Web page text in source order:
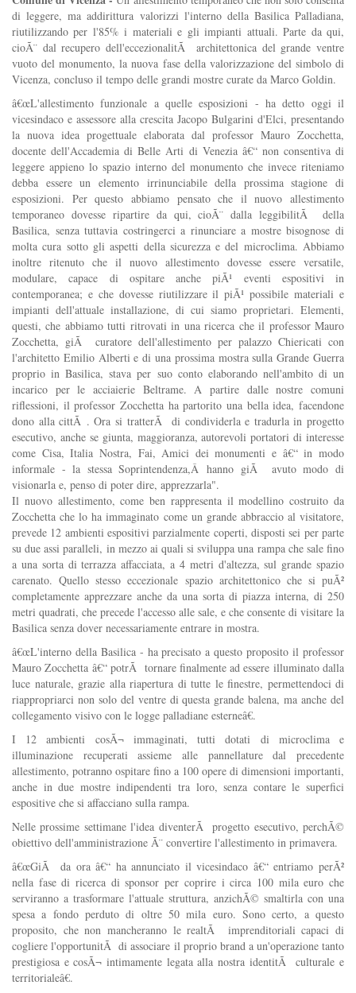
di leggere, ma addirittura valorizzi l'interno della Basilica Palladiana,
riutilizzando per l'85% i materiali e gli impianti attuali. Parte da qui,
cioÃ¨ dal recupero dell'eccezionalitÃ architettonica del grande ventre
vuoto del monumento, la nuova fase della valorizzazione del simbolo di
Vicenza, concluso il tempo delle grandi mostre curate da Marco Goldin.
â€œL'allestimento funzionale a quelle esposizioni - ha detto oggi il
vicesindaco e assessore alla crescita Jacopo Bulgarini d'Elci, presentando
la nuova idea progettuale elaborata dal professor Mauro Zocchetta,
docente dell'Accademia di Belle Arti di Venezia â€“ non consentiva di
leggere appieno lo spazio interno del monumento che invece riteniamo
debba essere un elemento irrinunciabile della prossima stagione di
esposizioni. Per questo abbiamo pensato che il nuovo allestimento
temporaneo dovesse ripartire da qui, cioÃ¨ dalla leggibilitÃ della
Basilica, senza tuttavia costringerci a rinunciare a mostre bisognose di
molta cura sotto gli aspetti della sicurezza e del microclima. Abbiamo
inoltre ritenuto che il nuovo allestimento dovesse essere versatile,
modulare, capace di ospitare anche piÃ¹ eventi espositivi in
contemporanea; e che dovesse riutilizzare il piÃ¹ possibile materiali e
impianti dell'attuale installazione, di cui siamo proprietari. Elementi,
questi, che abbiamo tutti ritrovati in una ricerca che il professor Mauro
Zocchetta, giÃ curatore dell'allestimento per palazzo Chiericati con
l'architetto Emilio Alberti e di una prossima mostra sulla Grande Guerra
proprio in Basilica, stava per suo conto elaborando nell'ambito di un
incarico per le acciaierie Beltrame. A partire dalle nostre comuni
riflessioni, il professor Zocchetta ha partorito una bella idea, facendone
dono alla cittÃ . Ora si tratterÃ di condividerla e tradurla in progetto
esecutivo, anche se giunta, maggioranza, autorevoli portatori di interesse
come Cisa, Italia Nostra, Fai, Amici dei monumenti e â€“ in modo
informale - la stessa Soprintendenza,Â hanno giÃ avuto modo di
visionarla e, penso di poter dire, apprezzarla".
Il nuovo allestimento, come ben rappresenta il modellino costruito da
Zocchetta che lo ha immaginato come un grande abbraccio al visitatore,
prevede 12 ambienti espositivi parzialmente coperti, disposti sei per parte
su due assi paralleli, in mezzo ai quali si sviluppa una rampa che sale fino
a una sorta di terrazza affacciata, a 4 metri d'altezza, sul grande spazio
carenato. Quello stesso eccezionale spazio architettonico che si puÃ²
completamente apprezzare anche da una sorta di piazza interna, di 250
metri quadrati, che precede l'accesso alle sale, e che consente di visitare la
Basilica senza dover necessariamente entrare in mostra.
â€œL'interno della Basilica - ha precisato a questo proposito il professor
Mauro Zocchetta â€“ potrÃ tornare finalmente ad essere illuminato dalla
luce naturale, grazie alla riapertura di tutte le finestre, permettendoci di
riappropriarci non solo del ventre di questa grande balena, ma anche del
collegamento visivo con le logge palladiane esterneâ€.
I 12 ambienti cosÃ¬ immaginati, tutti dotati di microclima e
illuminazione recuperati assieme alle pannellature dal precedente
allestimento, potranno ospitare fino a 100 opere di dimensioni importanti,
anche in due mostre indipendenti tra loro, senza contare le superfici
espositive che si affacciano sulla rampa.
Nelle prossime settimane l'idea diventerÃ progetto esecutivo, perchÃ©
obiettivo dell'amministrazione Ã¨ convertire l'allestimento in primavera.
â€œGiÃ da ora â€“ ha annunciato il vicesindaco â€“ entriamo perÃ²
nella fase di ricerca di sponsor per coprire i circa 100 mila euro che
serviranno a trasformare l'attuale struttura, anzichÃ© smaltirla con una
spesa a fondo perduto di oltre 50 mila euro. Sono certo, a questo
proposito, che non mancheranno le realtÃ imprenditoriali capaci di
cogliere l'opportunitÃ di associare il proprio brand a un'operazione tanto
prestigiosa e cosÃ¬ intimamente legata alla nostra identitÃ culturale e
territorialeâ€.